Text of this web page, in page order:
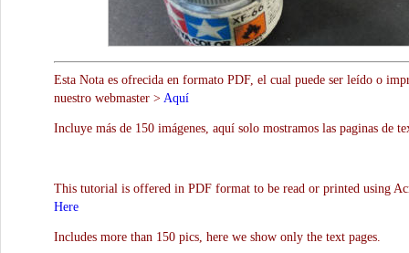
Esta Nota es ofrecida en formato PDF, el cual puede ser leído o
nuestro webmaster > Aquí
Incluye más de 150 imágenes, aquí solo mostramos las paginas de
This tutorial is offered in PDF format to be read or printed using
Here
Includes more than 150 pics, here we show only the text pages.